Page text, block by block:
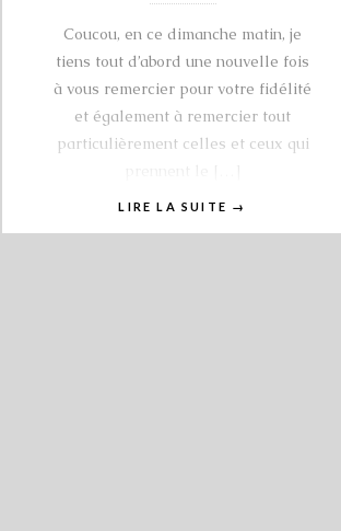
Coucou, en ce dimanche matin, je
tiens tout d’abord une nouvelle fois
à vous remercier pour votre fidélité
et également à remercier tout
particulièrement celles et ceux qui
LIRE LA SUITE →